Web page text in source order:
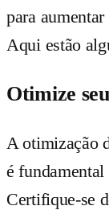
para
Aqui estão
Otimize
A otimização
é
Certifique-se